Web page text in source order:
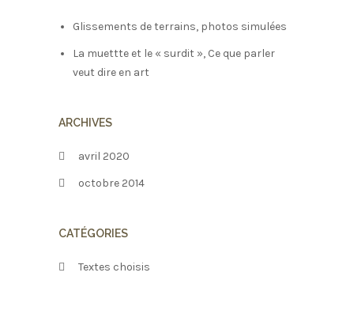
Glissements de terrains, photos simulées
La muettte et le « surdit », Ce que parler
veut dire en art
ARCHIVES
avril 2020
octobre 2014
CATÉGORIES
Textes choisis